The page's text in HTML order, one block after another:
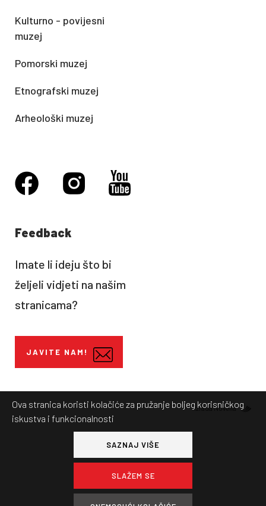
Ova stranica koristi kolačiće za pružanje boljeg korisničkog
iskustva i funkcionalnosti
SAZNAJ VIŠE
SLAŽEM SE
Kulturno - povijesni
muzej
Pomorski muzej
Etnografski muzej
Arheološki muzej
Feedback
Imate li ideju što bi
željeli vidjeti na našim
stranicama?
JAVITE NAM!
Izrada Novena